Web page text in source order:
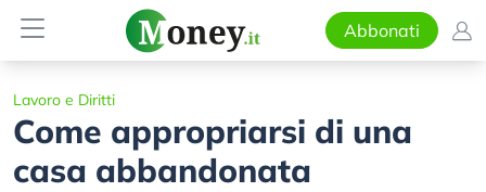
Abbonati
Lavoro e Diritti
Come appropriarsi di una
casa abbandonata